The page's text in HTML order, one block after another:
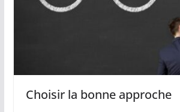
Choisir la bonne approche